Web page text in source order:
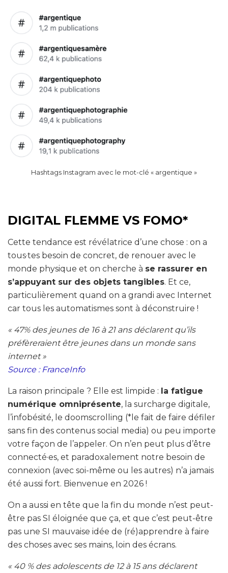
Hashtags Instagram avec le mot-clé « argentique »
DIGITAL FLEMME VS FOMO*
Cette tendance est révélatrice d’une chose : on a
tous·tes besoin de concret, de renouer avec le
monde physique et on cherche à se rassurer en
s’appuyant sur des objets tangibles. Et ce,
particulièrement quand on a grandi avec Internet
car tous les automatismes sont à déconstruire !
« 47% des jeunes de 16 à 21 ans déclarent qu’ils
préfèreraient être jeunes dans un monde sans
internet »
Source : FranceInfo
La raison principale ? Elle est limpide : la fatigue
numérique omniprésente, la surcharge digitale,
l’infobésité, le doomscrolling (*le fait de faire défiler
sans fin des contenus social media) ou peu importe
votre façon de l’appeler. On n’en peut plus d’être
connecté·es, et paradoxalement notre besoin de
connexion (avec soi-même ou les autres) n’a jamais
été aussi fort. Bienvenue en 2026 !
On a aussi en tête que la fin du monde n’est peut-
être pas SI éloignée que ça, et que c’est peut-être
pas une SI mauvaise idée de (ré)apprendre à faire
des choses avec ses mains, loin des écrans.
« 40 % des adolescents de 12 à 15 ans déclarent